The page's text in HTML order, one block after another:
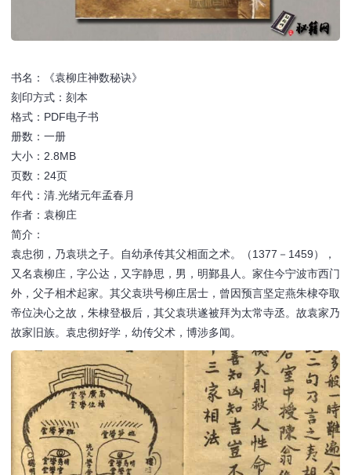
书名：《袁柳庄神数秘诀》
刻印方式：刻本
格式：PDF电子书
册数：一册
大小：2.8MB
页数：24页
年代：清.光绪元年孟春月
作者：袁柳庄
简介：
袁忠彻，乃袁珙之子。自幼承传其父相面之术。（1377－1459），
又名袁柳庄，字公达，又字静思，男，明鄞县人。家住今宁波市西门
外，父子相术起家。其父袁珙号柳庄居士，曾因预言坚定燕朱棣夺取
帝位决心之故，朱棣登极后，其父袁珙遂被拜为太常寺丞。故袁家乃
故家旧族。袁忠彻好学，幼传父术，博涉多闻。